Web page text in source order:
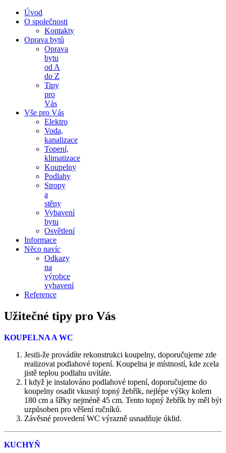
Úvod
O společnosti
Kontakty
Oprava bytů
Oprava
bytu
od A
do Z
Tipy
pro
Vás
Vše pro Vás
Elektro
Voda,
kanalizace
Topení,
klimatizace
Koupelny
Podlahy
Stropy
a
stěny
Vybavení
bytu
Osvětlení
Informace
Něco navíc
Odkazy
na
výrobce
vybavení
Reference
Užitečné tipy pro Vás
KOUPELNA A WC
Jestli-že provádíte rekonstrukci koupelny, doporučujeme zde
realizovat podlahové topení. Koupelna je místností, kde zcela
jistě teplou podlahu uvítáte.
I když je instalováno podlahové topení, doporučujeme do
koupelny osadit vkusný topný žebřík, nejlépe výšky kolem
180 cm a šířky nejméně 45 cm. Tento topný žebřík by měl být
uzpůsoben pro věšení ručníků.
Závěsné provedení WC výrazně usnadňuje úklid.
KUCHYŇ